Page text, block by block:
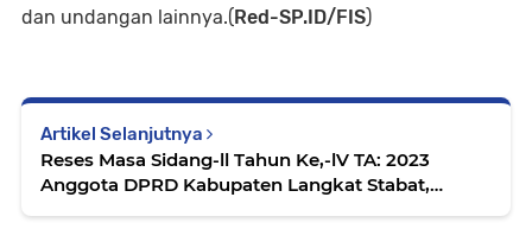
dan undangan lainnya.(Red-SP.ID/FIS)
Artikel Selanjutnya
Reses Masa Sidang-ll Tahun Ke,-lV TA: 2023
Anggota DPRD Kabupaten Langkat Stabat,